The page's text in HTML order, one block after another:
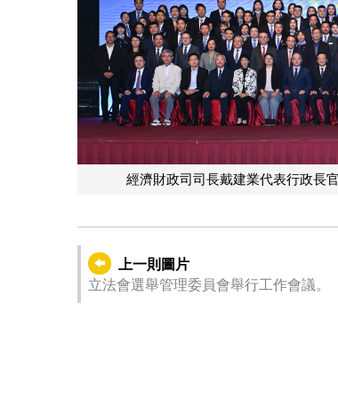
經濟財政司司長戴建業代表行政長
上一則圖片
立法會選舉管理委員會舉行工作會議。